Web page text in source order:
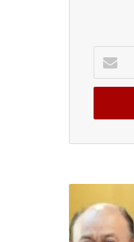
your
Email